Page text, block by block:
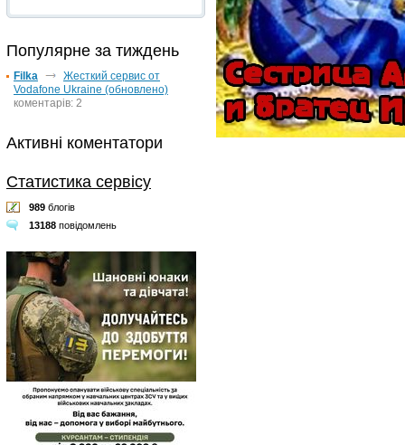
Популярне за тиждень
Filka
Жесткий сервис от
Vodafone Ukraine (обновлено)
коментарів: 2
Активні коментатори
Статистика сервісу
989 блогів
13188 повідомлень